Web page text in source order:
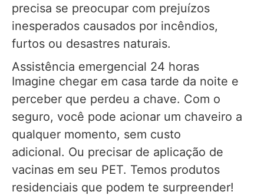
precisa se preocupar com prejuízos
inesperados causados por incêndios,
furtos ou desastres naturais.
Assistência emergencial 24 horas
Imagine chegar em casa tarde da noite e
perceber que perdeu a chave. Com o
seguro, você pode acionar um chaveiro a
qualquer momento, sem custo
adicional. Ou precisar de aplicação de
vacinas em seu PET. Temos produtos
residenciais que podem te surpreender!